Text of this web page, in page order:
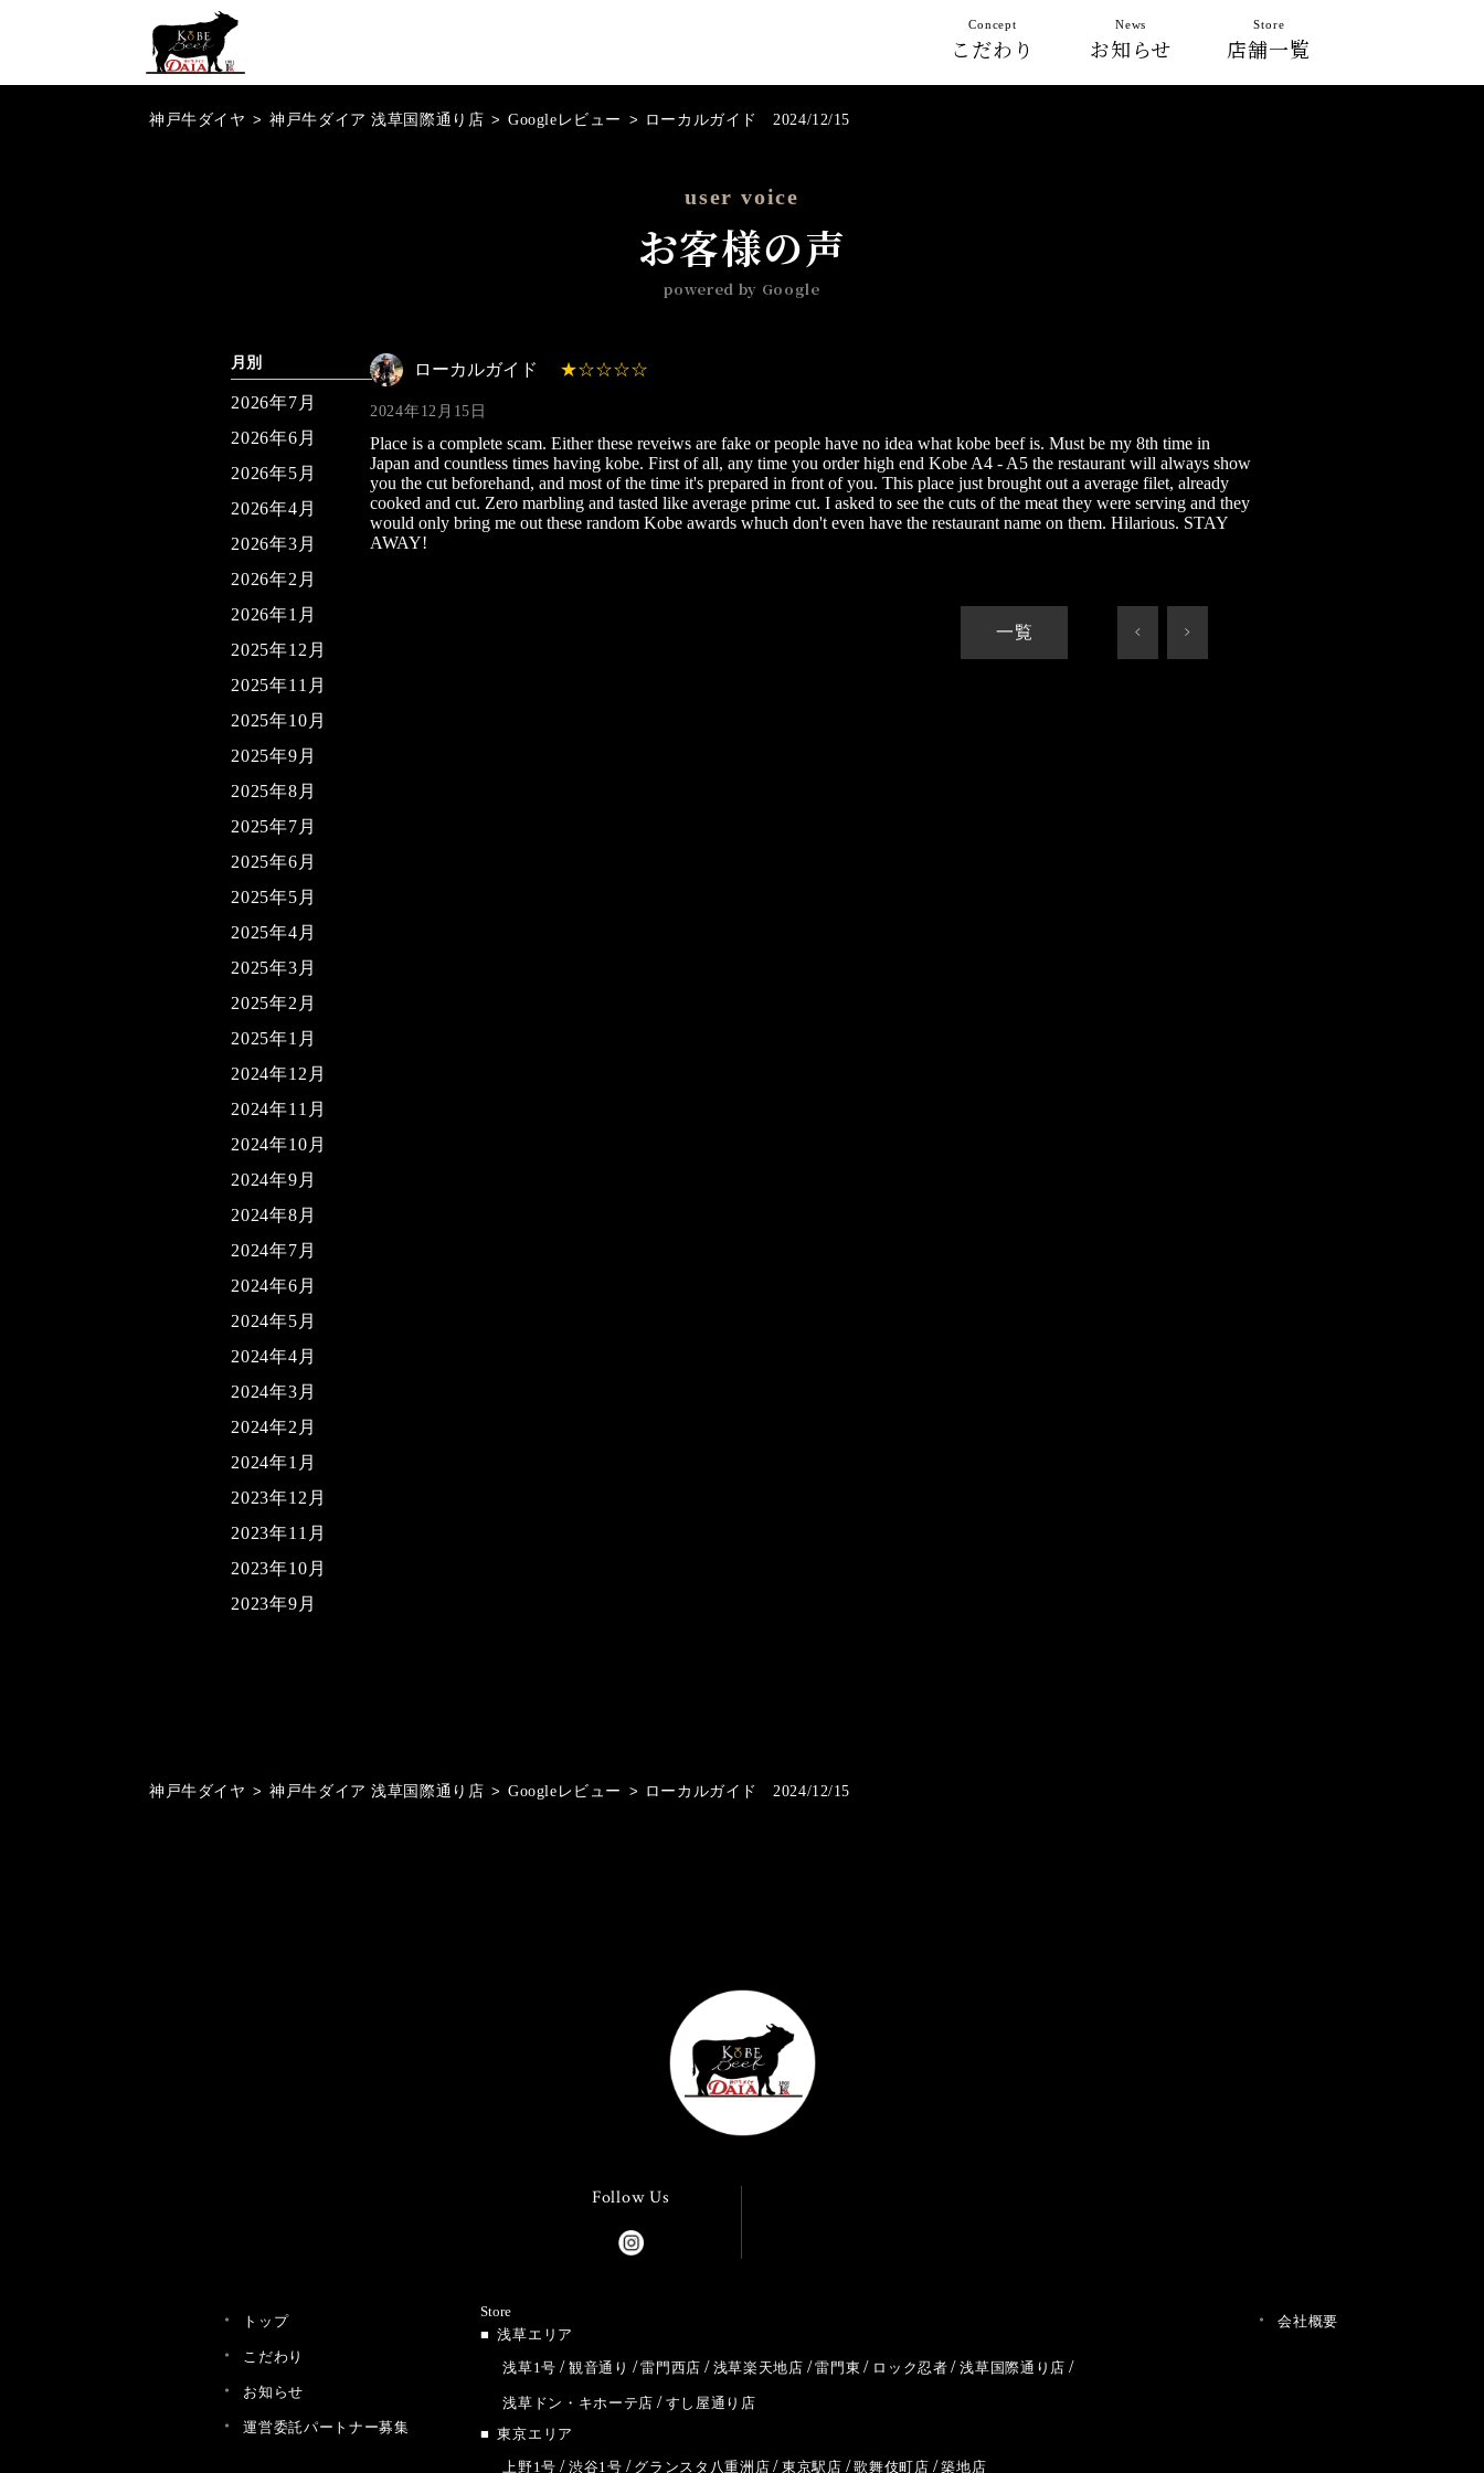
こだわり
Concept
お知らせ
News
店舗一覧
Store
神戸牛ダイヤ > 神戸牛ダイア 浅草国際通り店 > Googleレビュー > ローカルガイド 2024/12/15
user voice
お客様の声
powered by Google
ローカルガイド
2024年12月15日
Place is a complete scam. Either these reveiws are fake or people have no idea what kobe beef is. Must be my 8th time in
Japan and countless times having kobe. First of all, any time you order high end Kobe A4 - A5 the restaurant will always show
you the cut beforehand, and most of the time it's prepared in front of you. This place just brought out a average filet, already
cooked and cut. Zero marbling and tasted like average prime cut. I asked to see the cuts of the meat they were serving and they
would only bring me out these random Kobe awards whuch don't even have the restaurant name on them. Hilarious. STAY
AWAY!
一覧 < >
月別
2026年7月
2026年6月
2026年5月
2026年4月
2026年3月
2026年2月
2026年1月
2025年12月
2025年11月
2025年10月
2025年9月
2025年8月
2025年7月
2025年6月
2025年5月
2025年4月
2025年3月
2025年2月
2025年1月
2024年12月
2024年11月
2024年10月
2024年9月
2024年8月
2024年7月
2024年6月
2024年5月
2024年4月
2024年3月
2024年2月
2024年1月
2023年12月
2023年11月
2023年10月
2023年9月
神戸牛ダイヤ > 神戸牛ダイア 浅草国際通り店 > Googleレビュー > ローカルガイド 2024/12/15
Follow Us
トップ
こだわり
お知らせ
運営委託パートナー募集
Store
浅草エリア
浅草1号
観音通り 雷門西店 浅草楽天地店 雷門東 ロック忍者 浅草国際通り店
浅草ドン・キホーテ店
すし屋通り店
東京エリア
上野1号
渋谷1号 グランスタ八重洲店 東京駅店 歌舞伎町店 築地店
会社概要